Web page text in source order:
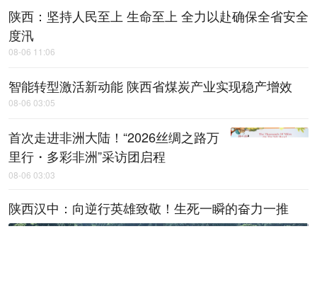
陕西：坚持人民至上 生命至上 全力以赴确保全省安全
度汛
08-06 11:06
智能转型激活新动能 陕西省煤炭产业实现稳产增效
08-06 03:05
首次走进非洲大陆！“2026丝绸之路万
里行・多彩非洲”采访团启程
08-06 03:03
陕西汉中：向逆行英雄致敬！生死一瞬的奋力一推